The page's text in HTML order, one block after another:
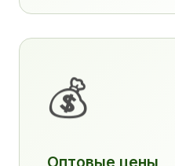
💰
Оптовые цены